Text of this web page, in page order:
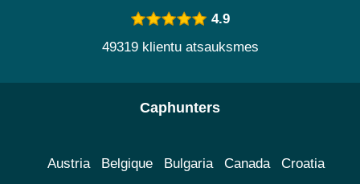
4.9
49319 klientu atsauksmes
Caphunters
Austria Belgique Bulgaria Canada Croatia